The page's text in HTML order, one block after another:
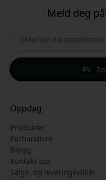
Meld deg
Oppdag
Produkter
Forhandlere
Blogg
Kontakt oss
Salgs- og leveringsvilkår